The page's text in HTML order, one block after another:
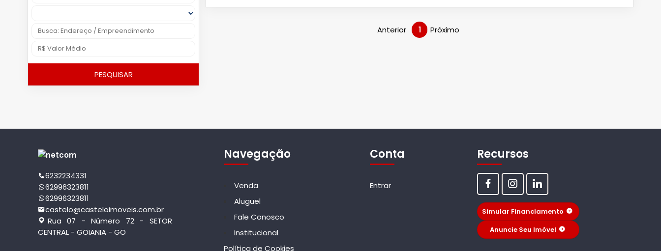
PESQUISAR
Anterior 1 Próximo
6232234331
62996323811
62996323811
castelo@casteloimoveis.com.br
Rua 07 - Número 72 - SETOR
CENTRAL - GOIANIA - GO
Navegação
Venda
Aluguel
Fale Conosco
Institucional
Política de Cookies
Conta
Entrar
Recursos
Simular Financiamento
Anuncie Seu Imóvel